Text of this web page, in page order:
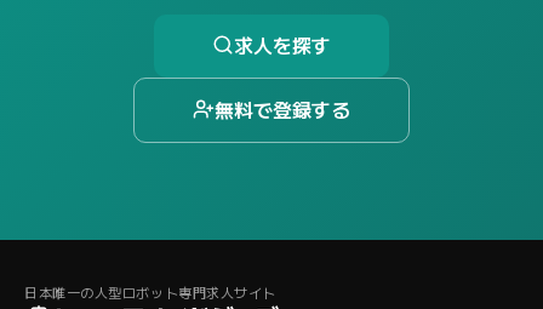
求人を探す
無料で登録する
日本唯一の人型ロボット専門求人サイト